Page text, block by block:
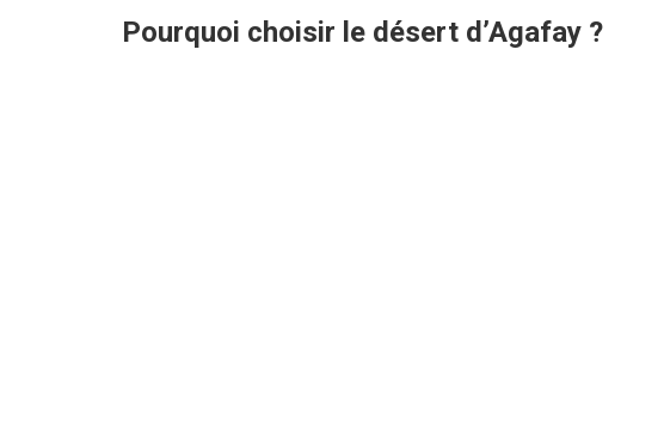
Pourquoi choisir le désert d’Agafay ?